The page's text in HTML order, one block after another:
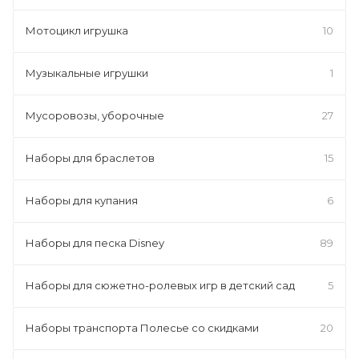
Мотоцикл игрушка 10
Музыкальные игрушки 1
Мусоровозы, уборочные 27
Наборы для браслетов 15
Наборы для купания 6
Наборы для песка Disney 89
Наборы для сюжетно-ролевых игр в детский сад 5
Наборы транспорта Полесье со скидками 20